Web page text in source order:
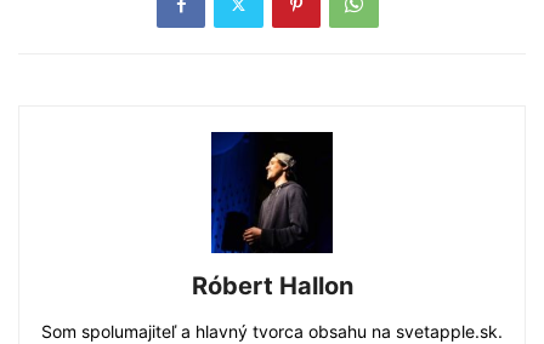
Róbert Hallon
Som spolumajiteľ a hlavný tvorca obsahu na svetapple.sk.